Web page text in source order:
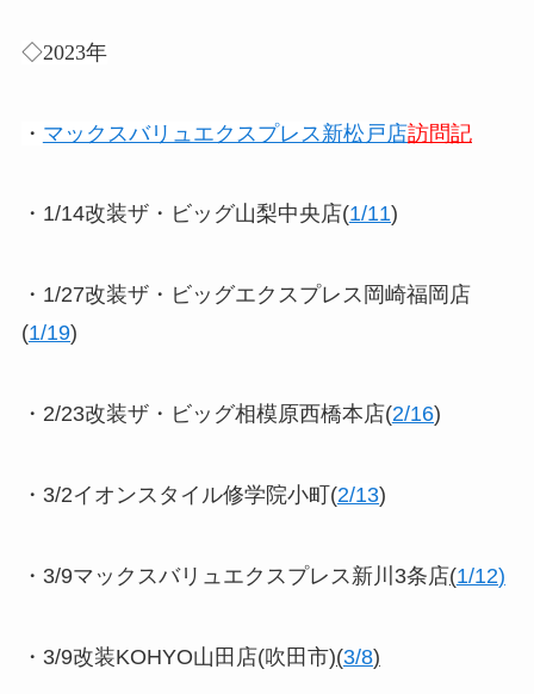
◇2023年
・ マックスバリュエクスプレス新松戸店訪問記
・1/14改装ザ・ビッグ山梨中央店(1/11)
・1/27改装ザ・ビッグエクスプレス岡崎福岡店
(1/19)
・2/23改装ザ・ビッグ相模原西橋本店(2/16)
・3/2イオンスタイル修学院小町(2/13)
・3/9マックスバリュエクスプレス新川3条店(1/12)
・3/9改装KOHYO山田店(吹田市)(3/8)